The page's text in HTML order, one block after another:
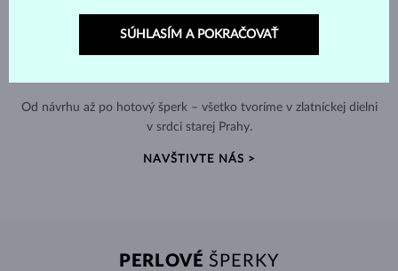
Od návrhu až po hotový šperk – všetko tvoríme v zlatníckej dielni
v srdci starej Prahy.
NAVŠTIVTE NÁS >
PERLOVÉ ŠPERKY
SÚHLASÍM A POKRAČOVAŤ